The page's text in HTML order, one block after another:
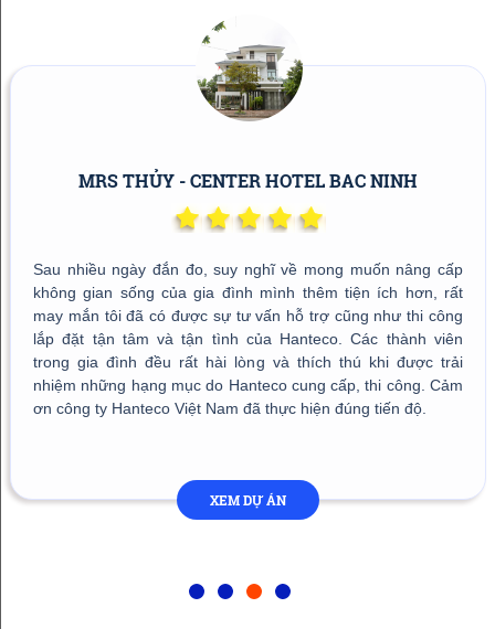
MRS THỦY - CENTER HOTEL BAC NINH
Sau nhiều ngày đắn đo, suy nghĩ về mong muốn nâng cấp
không gian sống của gia đình mình thêm tiện ích hơn, rất
may mắn tôi đã có được sự tư vấn hỗ trợ cũng như thi công
lắp đặt tận tâm và tận tình của Hanteco. Các thành viên
trong gia đình đều rất hài lòng và thích thú khi được trải
nhiệm những hạng mục do Hanteco cung cấp, thi công. Cảm
ơn công ty Hanteco Việt Nam đã thực hiện đúng tiến độ.
XEM DỰ ÁN